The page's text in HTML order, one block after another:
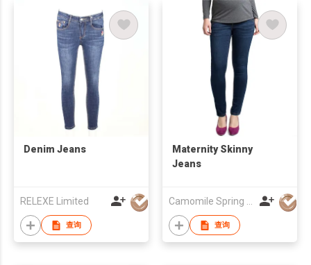
Denim Jeans
RELEXE Limited
查询
Maternity Skinny
Jeans
查询